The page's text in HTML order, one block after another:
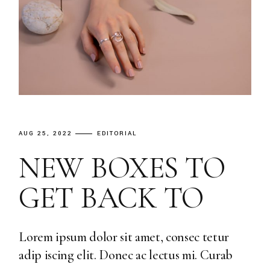
AUG 25, 2022 EDITORIAL
NEW BOXES TO
GET BACK TO
Lorem ipsum dolor sit amet, consec tetur
adip iscing elit. Donec ac lectus mi. Curab